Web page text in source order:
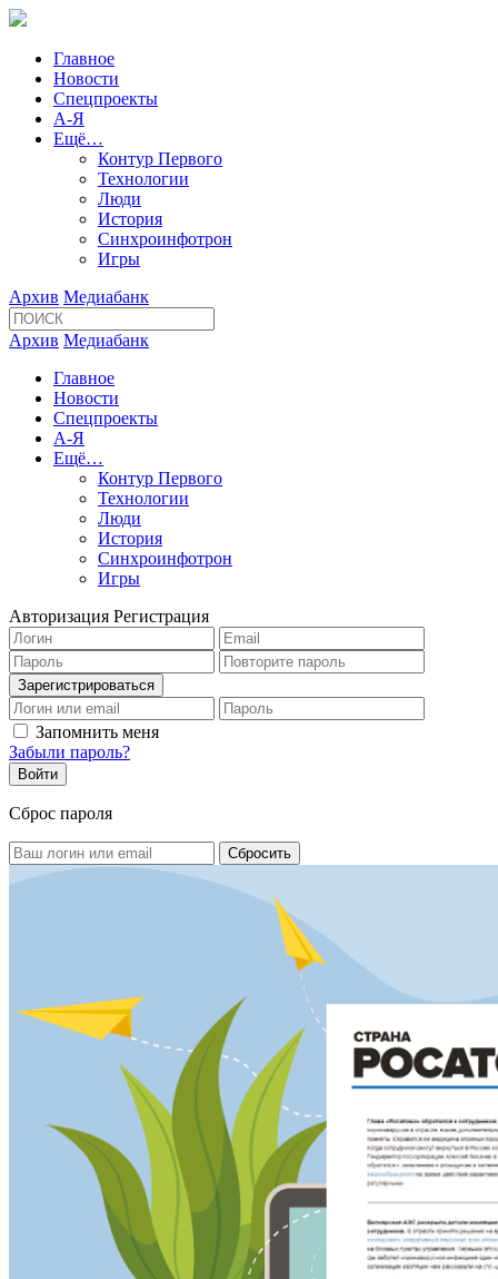
Главное
Новости
Спецпроекты
А-Я
Ещё…
Контур Первого
Технологии
Люди
История
Синхроинфотрон
Игры
Архив Медиабанк
Архив Медиабанк
Главное
Новости
Спецпроекты
А-Я
Ещё…
Контур Первого
Технологии
Люди
История
Синхроинфотрон
Игры
Авторизация Регистрация
Запомнить меня
Забыли пароль?
Сброс пароля